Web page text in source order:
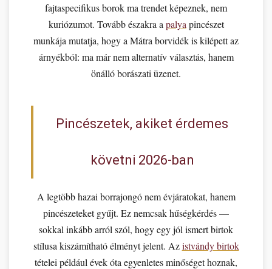
fajtaspecifikus borok ma trendet képeznek, nem
kuriózumot. Tovább északra a palya pincészet
munkája mutatja, hogy a Mátra borvidék is kilépett az
árnyékból: ma már nem alternatív választás, hanem
önálló borászati üzenet.
Pincészetek, akiket érdemes
követni 2026-ban
A legtöbb hazai borrajongó nem évjáratokat, hanem
pincészeteket gyűjt. Ez nemcsak hűségkérdés —
sokkal inkább arról szól, hogy egy jól ismert birtok
stílusa kiszámítható élményt jelent. Azistvándy birtok
tételei például évek óta egyenletes minőséget hoznak,